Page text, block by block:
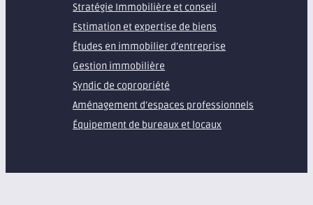
Stratégie Immobilière et conseil
Estimation et expertise de biens
Études en immobilier d’entreprise
Gestion immobilière
Syndic de copropriété
Aménagement d’espaces professionnels
Équipement de bureaux et locaux